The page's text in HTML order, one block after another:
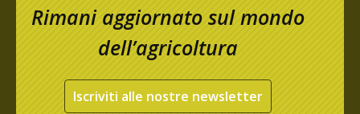
Rimani aggiornato sul mondo
dell’agricoltura
Iscriviti alle nostre newsletter